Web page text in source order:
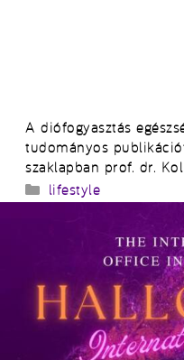
A diófogyasztás
tudományos
szaklapban prof. dr.
Kategória
lifestyle